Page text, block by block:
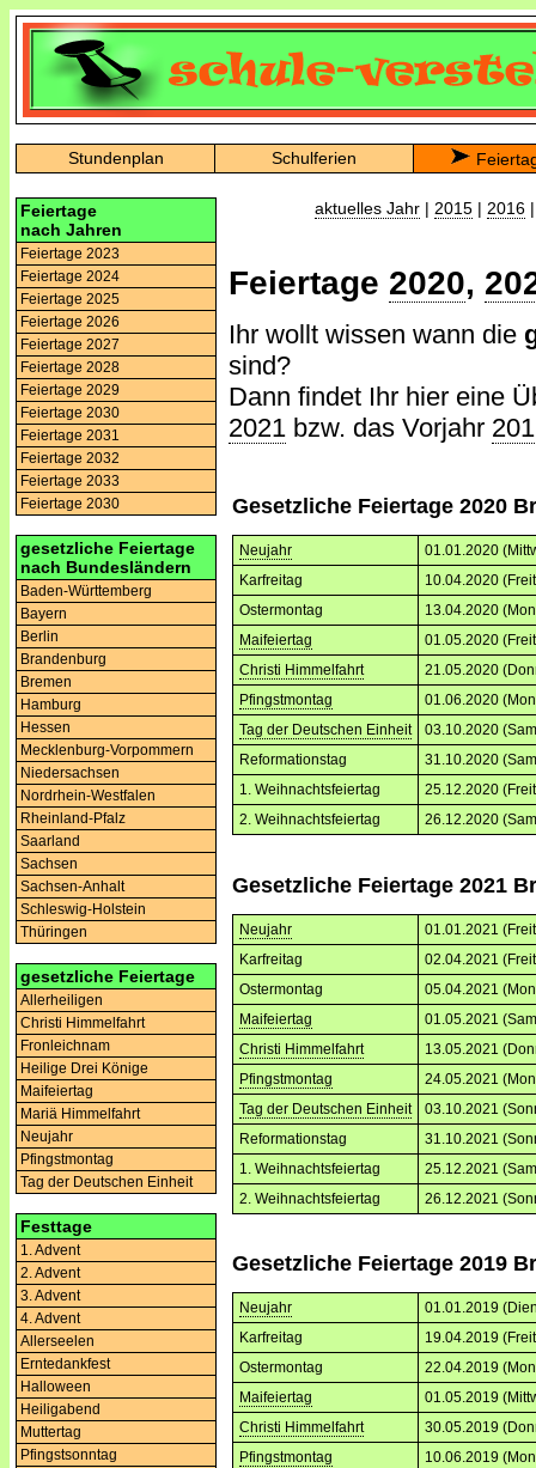
Stundenplan Schulferien
Feiertage
nach Jahren
Feiertage 2023
Feiertage 2024
Feiertage 2025
Feiertage 2026
Feiertage 2027
Feiertage 2028
Feiertage 2029
Feiertage 2030
Feiertage 2031
Feiertage 2032
Feiertage 2033
Feiertage 2030
gesetzliche Feiertage
nach Bundesländern
Baden-Württemberg
Bayern
Berlin
Brandenburg
Bremen
Hamburg
Hessen
Mecklenburg-Vorpommern
Niedersachsen
Nordrhein-Westfalen
Rheinland-Pfalz
Saarland
Sachsen
Sachsen-Anhalt
Schleswig-Holstein
Thüringen
gesetzliche Feiertage
Allerheiligen
Christi Himmelfahrt
Fronleichnam
Heilige Drei Könige
Maifeiertag
Mariä Himmelfahrt
Neujahr
Pfingstmontag
Tag der Deutschen Einheit
Festtage
1. Advent
2. Advent
3. Advent
4. Advent
Allerseelen
Erntedankfest
Halloween
Heiligabend
Muttertag
Pfingstsonntag
aktuelles Jahr | 2015 | 2016
Feiertage 2020,
Ihr wollt wissen wann die
sind?
Dann findet Ihr hier eine
2021 bzw. das Vorjahr
Gesetzliche Feiertage 2020
Neujahr
01.01.2020
Karfreitag
10.04.2020
Ostermontag
13.04.2020
Maifeiertag
01.05.2020
Christi Himmelfahrt
21.05.2020
Pfingstmontag
01.06.2020
Tag der Deutschen Einheit
03.10.2020
Reformationstag
31.10.2020
1. Weihnachtsfeiertag
25.12.2020
2. Weihnachtsfeiertag
26.12.2020
Gesetzliche Feiertage 2021
Neujahr
01.01.2021
Karfreitag
02.04.2021
Ostermontag
05.04.2021
Maifeiertag
01.05.2021
Christi Himmelfahrt
13.05.2021
Pfingstmontag
24.05.2021
Tag der Deutschen Einheit
03.10.2021
Reformationstag
31.10.2021
1. Weihnachtsfeiertag
25.12.2021
2. Weihnachtsfeiertag
26.12.2021
Gesetzliche Feiertage 2019
Neujahr
01.01.2019
Karfreitag
19.04.2019
Ostermontag
22.04.2019
Maifeiertag
01.05.2019
Christi Himmelfahrt
30.05.2019
Pfingstmontag
10.06.2019